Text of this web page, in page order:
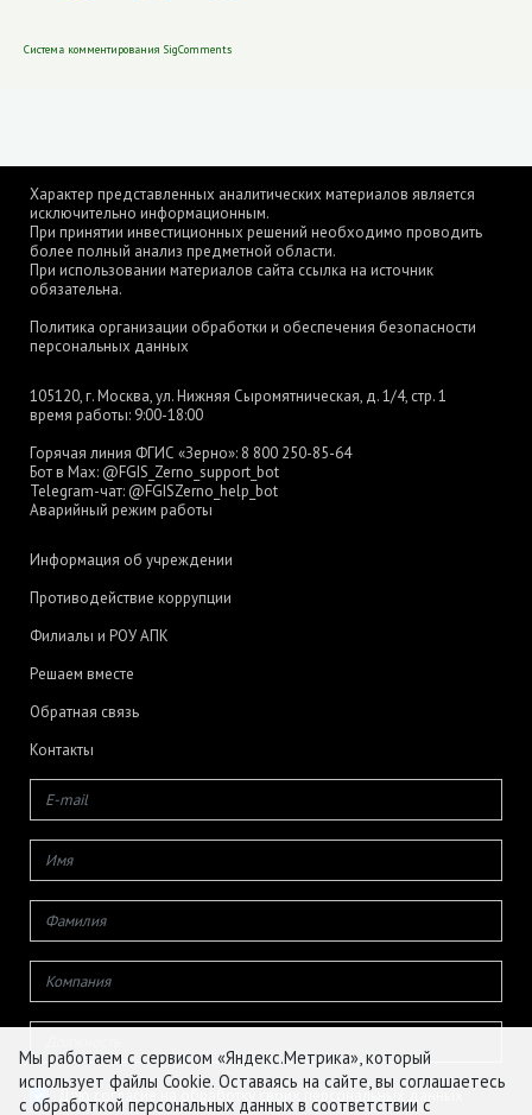
Система комментирования SigComments
Характер представленных аналитических материалов является
исключительно информационным.
При принятии инвестиционных решений необходимо проводить
более полный анализ предметной области.
При использовании материалов сайта ссылка на источник
обязательна.
Политика организации обработки и обеспечения безопасности
персональных данных
105120, г. Москва, ул. Нижняя Сыромятническая, д. 1/4, стр. 1
время работы: 9:00-18:00
Горячая линия ФГИС «Зерно»: 8 800 250-85-64
Бот в Max: @FGIS_Zerno_support_bot
Telegram-чат: @FGISZerno_help_bot
Аварийный режим работы
Информация об учреждении
Противодействие коррупции
Филиалы и РОУ АПК
Решаем вместе
Обратная связь
Контакты
Даю согласие на обработку своих персональных данных
Мы работаем с сервисом «Яндекс.Метрика», который
использует файлы Cookie. Оставаясь на сайте, вы соглашаетесь
с обработкой персональных данных в соответствии с